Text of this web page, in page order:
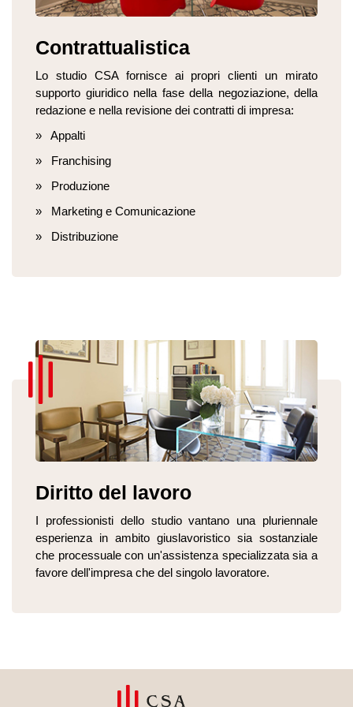
Contrattualistica
Lo studio CSA fornisce ai propri clienti un mirato
supporto giuridico nella fase della negoziazione, della
redazione e nella revisione dei contratti di impresa:
» Appalti
» Franchising
» Produzione
» Marketing e Comunicazione
» Distribuzione
Diritto del lavoro
I professionisti dello studio vantano una pluriennale
esperienza in ambito giuslavoristico sia sostanziale
che processuale con un'assistenza specializzata sia a
favore dell'impresa che del singolo lavoratore.